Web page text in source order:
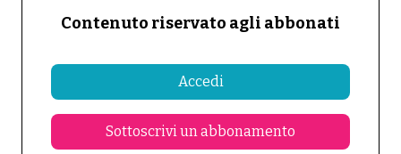
Contenuto riservato agli abbonati
Accedi
Sottoscrivi un abbonamento